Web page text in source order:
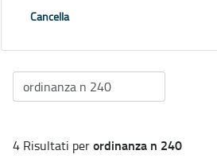
Cancella
4 Risultati perordinanza n 240